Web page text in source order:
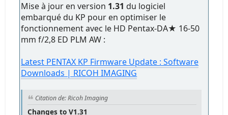
Mise à jour en version 1.31 du logiciel
embarqué du KP pour en optimiser le
fonctionnement avec le HD Pentax-DA★ 16-50
mm f/2,8 ED PLM AW :
Latest PENTAX KP Firmware Update : Software
Downloads | RICOH IMAGING
Citation de: Ricoh Imaging
Changes to V1.31